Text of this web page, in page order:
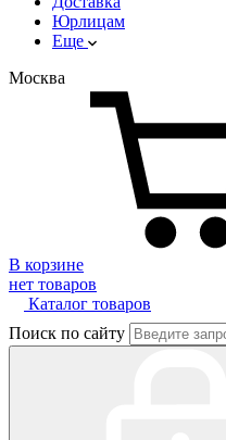
Юрлицам
Еще
Москва
В корзине
нет товаров
Каталог товаров
Поиск по сайту